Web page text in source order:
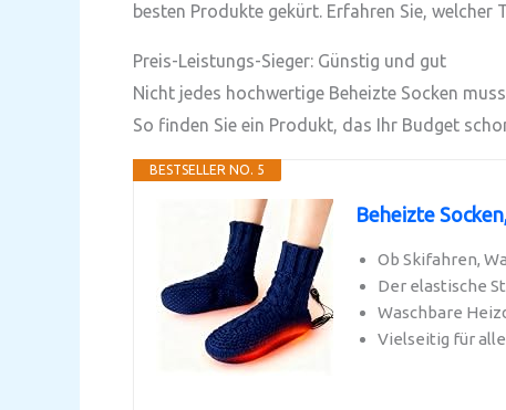
besten Produkte gekürt. Erfahren Sie, welcher
Preis-Leistungs-Sieger: Günstig und gut
Nicht jedes hochwertige Beheizte Socken
So finden Sie ein Produkt, das Ihr Budget
BESTSELLER NO. 5
Beheizte
Ob Skifahren,
Der elastische
Waschbare
️Vielseitig für